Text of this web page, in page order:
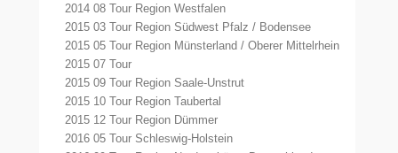
2014 08 Tour Region Westfalen
2015 03 Tour Region Südwest Pfalz / Bodensee
2015 05 Tour Region Münsterland / Oberer Mittelrhein
2015 07 Tour
2015 09 Tour Region Saale-Unstrut
2015 10 Tour Region Taubertal
2015 12 Tour Region Dümmer
2016 05 Tour Schleswig-Holstein